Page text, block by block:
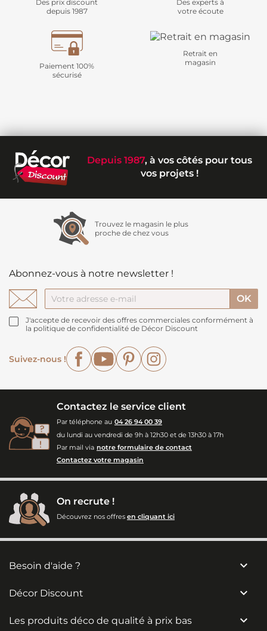
Des prix discount
depuis 1987
Des experts à
votre écoute
Paiement 100%
sécurisé
Retrait en
magasin
Depuis 1987, à vos côtés pour tous
vos projets !
Trouvez le magasin le plus
proche de chez vous
Abonnez-vous à notre newsletter !
J'accepte de recevoir des offres commerciales conformément à
la politique de confidentialité de Décor Discount
Suivez-nous !
FacebookYouTubePinterest
Contactez le service client
Par téléphone au 04 26 94 00 39
du lundi au vendredi de 9h à 12h30 et de 13h30 à 17h
Par mail via notre formulaire de contact
Contactez votre magasin
On recrute !
Découvrez nos offres en cliquant ici
Besoin d'aide ? 
Décor Discount 
Les produits déco de qualité à prix bas 